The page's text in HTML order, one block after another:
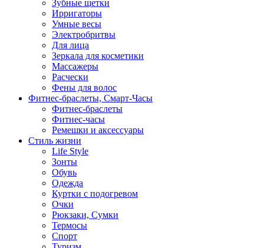
Зубные щетки
Ирригаторы
Умные весы
Электробритвы
Для лица
Зеркала для косметики
Массажеры
Расчески
Фены для волос
Фитнес-браслеты, Смарт-Часы
Фитнес-браслеты
Фитнес-часы
Ремешки и аксессуары
Стиль жизни
Life Style
Зонты
Обувь
Одежда
Куртки с подогревом
Очки
Рюкзаки, Сумки
Термосы
Спорт